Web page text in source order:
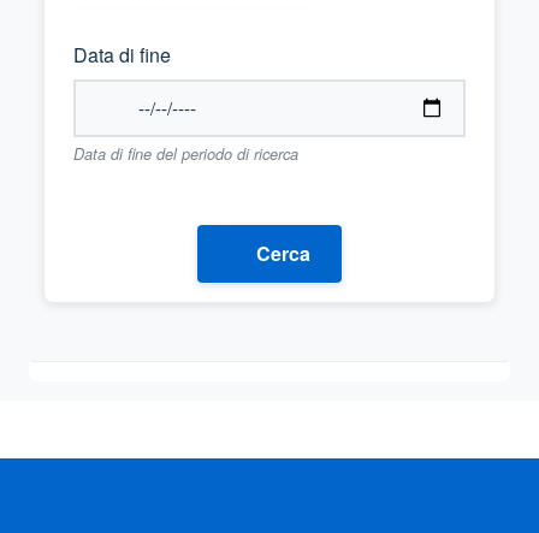
Data di fine
Data di fine del periodo di ricerca
Cerca